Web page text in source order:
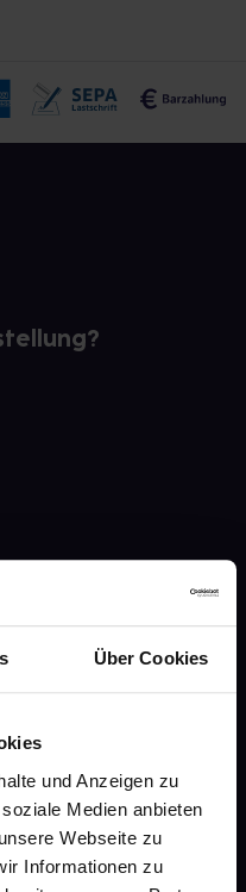
Über Cookies
und Anzeigen zu
Medien anbieten
Webseite zu
Informationen zu